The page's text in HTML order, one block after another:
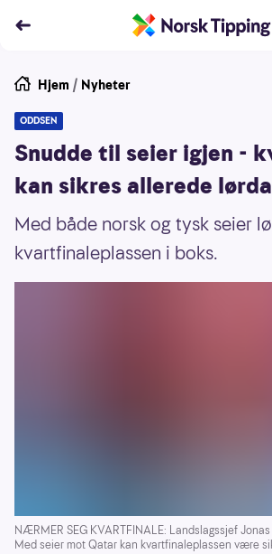
Hjem / Nyheter
ODDSEN
Snudde til seier igjen -
kan sikres allerede
Med både norsk og tysk seier
kvartfinaleplassen i boks.
NÆRMER SEG KVARTFINALE: Landslagssjef
Med seier mot Qatar kan kvartfinaleplassen være